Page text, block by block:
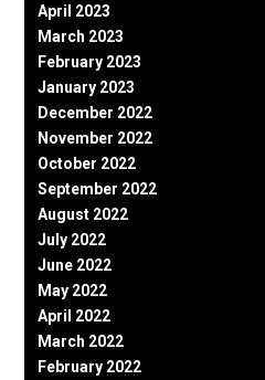
April 2023
March 2023
February 2023
January 2023
December 2022
November 2022
October 2022
September 2022
August 2022
July 2022
June 2022
May 2022
April 2022
March 2022
February 2022